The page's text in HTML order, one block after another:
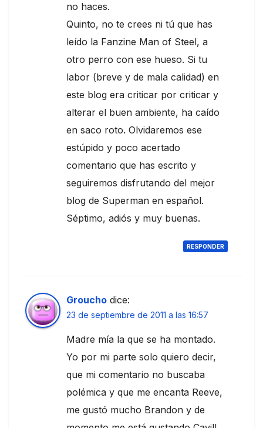
no haces.
Quinto, no te crees ni tú que has
leído la Fanzine Man of Steel, a
otro perro con ese hueso. Si tu
labor (breve y de mala calidad) en
este blog era criticar por criticar y
alterar el buen ambiente, ha caído
en saco roto. Olvidaremos ese
estúpido y poco acertado
comentario que has escrito y
seguiremos disfrutando del mejor
blog de Superman en español.
Séptimo, adiós y muy buenas.
RESPONDER
Groucho dice:
23 de septiembre de 2011 a las 16:57
Madre mía la que se ha montado.
Yo por mi parte solo quiero decir,
que mi comentario no buscaba
polémica y que me encanta Reeve,
me gustó mucho Brandon y de